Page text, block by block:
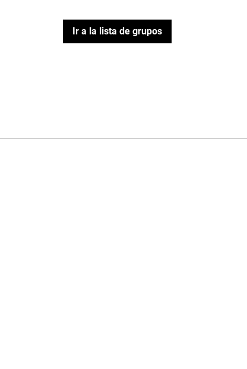
Ir a la lista de grupos